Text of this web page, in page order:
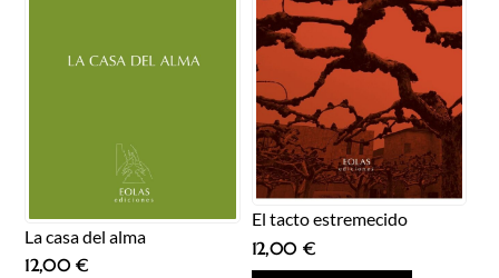
La casa del alma
12,00€
El tacto estremecido
12,00 €